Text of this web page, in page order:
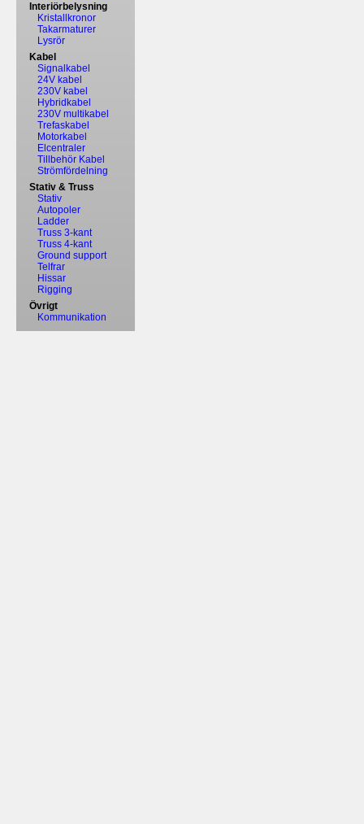
Interiörbelysning
Kristallkronor
Takarmaturer
Lysrör
Kabel
Signalkabel
24V kabel
230V kabel
Hybridkabel
230V multikabel
Trefaskabel
Motorkabel
Elcentraler
Tillbehör Kabel
Strömfördelning
Stativ & Truss
Stativ
Autopoler
Ladder
Truss 3-kant
Truss 4-kant
Ground support
Telfrar
Hissar
Rigging
Övrigt
Kommunikation